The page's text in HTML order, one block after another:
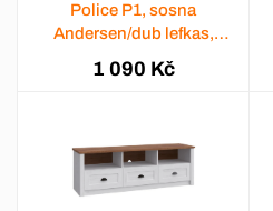
Police P1, sosna
Andersen/dub lefkas,
1 090 Kč